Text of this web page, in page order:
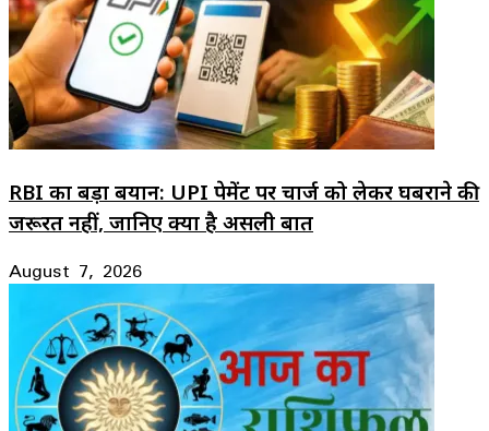
RBI का बड़ा बयान: UPI पेमेंट पर चार्ज को लेकर घबराने की
जरूरत नहीं, जानिए क्या है असली बात
August 7, 2026